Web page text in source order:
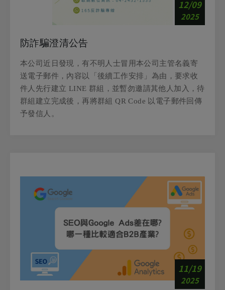
12/09
2025
防詐騙澄清公告
本公司近日發現，有不明人士冒用本公司主管名義寄
送電子郵件，內容以「後續工作安排」為由，要求收
件人先行建立 LINE 群組，並暫勿邀請其他人加入，待
群組建立完成後，再將群組 QR Code 以電子郵件回傳
予發信人。
11/19
2025